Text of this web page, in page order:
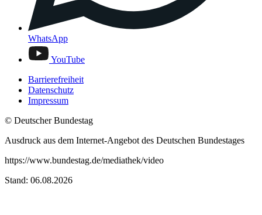
WhatsApp
YouTube
Barrierefreiheit
Datenschutz
Impressum
© Deutscher Bundestag
Ausdruck aus dem Internet-Angebot des Deutschen Bundestages
https://www.bundestag.de/mediathek/video
Stand: 06.08.2026